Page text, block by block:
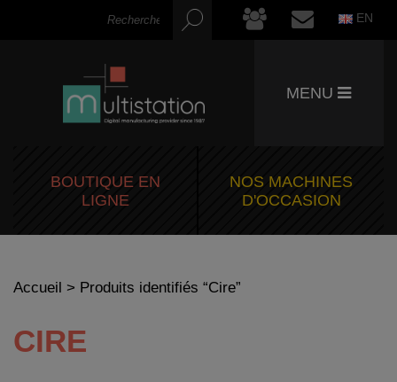
EN
MENU
BOUTIQUE EN
LIGNE
NOS MACHINES
D'OCCASION
Accueil > Produits identifiés “Cire”
CIRE